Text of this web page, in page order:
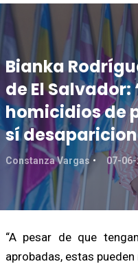
Bianka
de El Salvador:
homicidios de
sí
Constanza Vargas 07-06-
“A pesar de que
aprobadas, estas